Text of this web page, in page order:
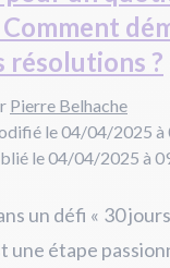
résolutions ?
Pierre Belhache
le 04/04/2025 à
le 04/04/2025 à
un défi « 30
une étape